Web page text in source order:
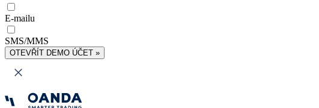
E-mailu
SMS/MMS
OTEVŘÍT DEMO ÚČET »